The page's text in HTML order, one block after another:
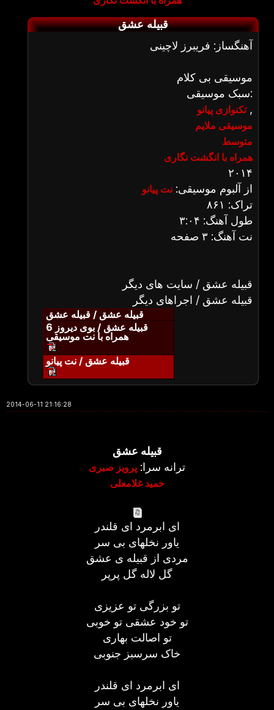
قبیله عشق
آهنگساز: فریبرز لاچینی
موسیقی بی کلام
سبک موسیقی:
تکنوازی پیانو,
موسیقی ملایم
متوسط
همراه با انگشت نگاری
۲۰۱۴
از آلبوم موسیقی: نت پیانو
تراک: ۸۶۱
طول آهنگ: ۳:۰۴
نت آهنگ: ۳ صفحه
قبیله عشق / سایت های دیگر
قبیله عشق / اجراهای دیگر
قبیله عشق / قبیله عشق
قبیله عشق / بوی دیروز 6
همراه با نت موسیقی
قبیله عشق / نت پیانو
2014-06-11 21:16:28
قبیله عشق
ترانه سرا: پرویز صبری
حمید غلامعلی
ای ابرمرد ای قلندر
یاور نخلهای بی سر
مردی از قبیله ی عشق
گل لاله گل پرپر
تو بزرگی تو عزیزی
تو خود عشقی تو خوبی
تو اصالت بهاری
خاک سرسبز جنوبی
ای ابرمرد ای قلندر
یاور نخلهای بی سر